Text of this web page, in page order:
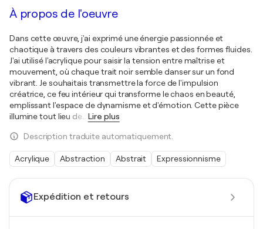
Expédition et retours
À propos de l'oeuvre
Dans cette œuvre, j'ai exprimé une énergie passionnée et
chaotique à travers des couleurs vibrantes et des formes fluides.
J'ai utilisé l'acrylique pour saisir la tension entre maîtrise et
mouvement, où chaque trait noir semble danser sur un fond
vibrant. Je souhaitais transmettre la force de l'impulsion
créatrice, ce feu intérieur qui transforme le chaos en beauté,
emplissant l'espace de dynamisme et d'émotion. Cette pièce
illumine tout lieu de
Lire plus
Description traduite automatiquement.
Acrylique Abstraction Abstrait Expressionnisme